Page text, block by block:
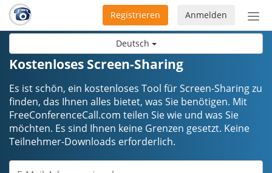
Deutsch
Anmelden
Registrieren
Kostenloses Screen-Sharing
Es ist schön, ein kostenloses Tool für Screen-Sharing zu
finden, das Ihnen alles bietet, was Sie benötigen. Mit
FreeConferenceCall.com teilen Sie wie und was Sie
möchten. Es sind Ihnen keine Grenzen gesetzt. Keine
Teilnehmer-Downloads erforderlich.